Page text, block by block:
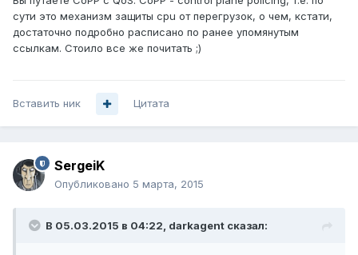
сути это механизм защиты cpu от перегрузок, о чем, кстати,
достаточно подробно расписано по ранее упомянутым
ссылкам. Стоило все же почитать ;)
Вставить ник Цитата
SergeiK
Опубликовано 5 марта, 2015
В 05.03.2015 в 04:22, darkagent сказал: